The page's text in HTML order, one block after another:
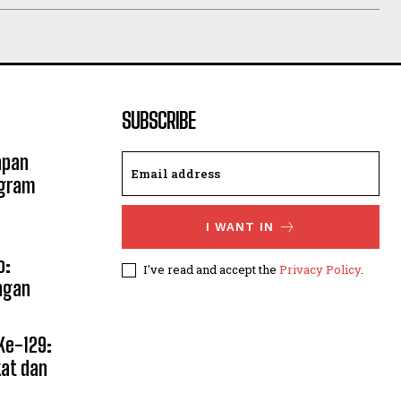
129:
dan
SUBSCRIBE
I WANT IN
I've read and accept the Privacy Policy.